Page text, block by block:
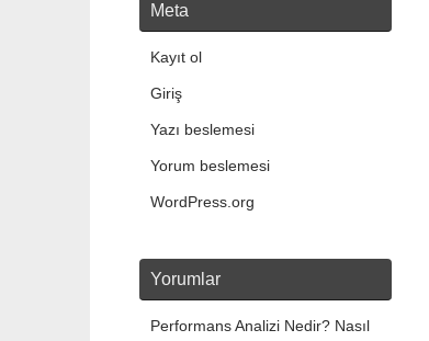
Meta
Kayıt ol
Giriş
Yazı beslemesi
Yorum beslemesi
WordPress.org
Yorumlar
Performans Analizi Nedir? Nasıl